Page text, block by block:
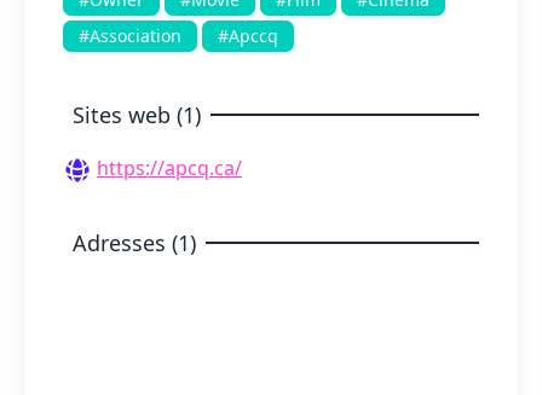
#Association
#Apccq
Sites web (1)
https://apcq.ca/
Adresses (1)